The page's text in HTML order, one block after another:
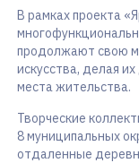
В рамках проекта
продолжают свою
искусства, делая
места жительства.
Творческие
8 муниципальных
отдаленные